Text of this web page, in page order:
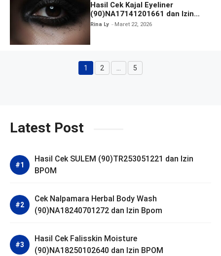
Hasil Cek Kajal Eyeliner
(90)NA17141201661 dan Izin
BPOM
Rina Ly Maret 22, 2026
Halaman
1 Halaman
2 5
Latest Post
Hasil Cek SULEM (90)TR253051221 dan Izin
BPOM
Cek Nalpamara Herbal Body Wash
(90)NA18240701272 dan Izin Bpom
Hasil Cek Falisskin Moisture
(90)NA18250102640 dan Izin BPOM